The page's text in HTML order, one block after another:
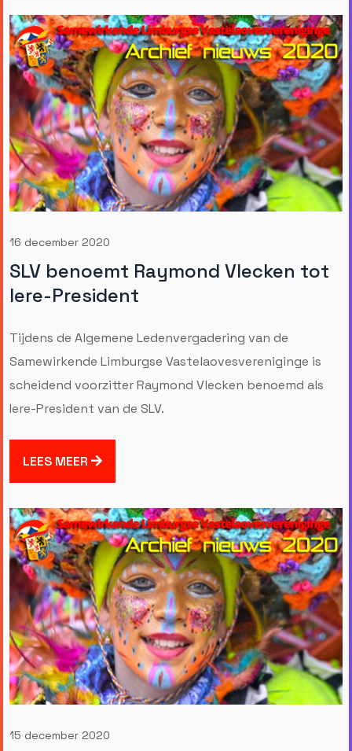
16 december 2020
SLV benoemt Raymond Vlecken tot
Iere-President
Tijdens de Algemene Ledenvergadering van de
Samewirkende Limburgse Vastelaovesvereniginge is
scheidend voorzitter Raymond Vlecken benoemd als
Iere-President van de SLV.
LEES MEER
15 december 2020